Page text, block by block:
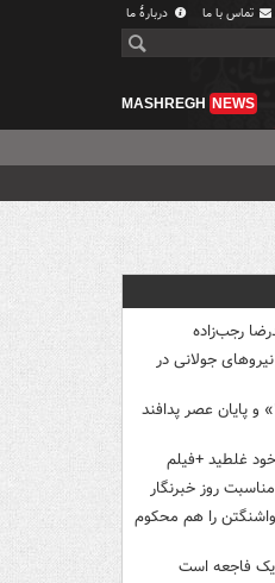
تماس با ما دربارهٔ ما
MASHREGH NEWS
رجب‌زاده
جولانی در
استقرار انبوه «دی‌اف‑۱۷» و پایان عصر پدافند
غلطید +فیلم
روز خبرنگار
را هم محکوم
یک فاجعه است